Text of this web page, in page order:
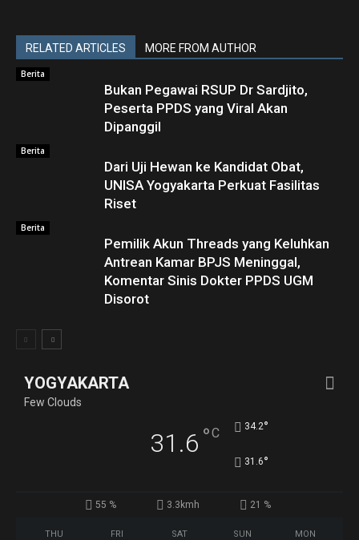
RELATED ARTICLES MORE FROM AUTHOR
Berita
Bukan Pegawai RSUP Dr Sardjito,
Peserta PPDS yang Viral Akan
Dipanggil
Berita
Dari Uji Hewan ke Kandidat Obat,
UNISA Yogyakarta Perkuat Fasilitas
Riset
Berita
Pemilik Akun Threads yang Keluhkan
Antrean Kamar BPJS Meninggal,
Komentar Sinis Dokter PPDS UGM
Disorot
YOGYAKARTA
Few Clouds
31.6 °C 34.2°
31.6°
55 % 3.3kmh 21 %
THU FRI SAT SUN MON